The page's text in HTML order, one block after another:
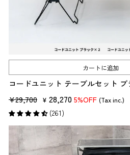
カートに追加
コードユニット テーブルセット ブ
販
売
価
¥29,700 セ
ー
ル
価
格
¥ 28,270 5%OFF (Tax inc.)
(261)